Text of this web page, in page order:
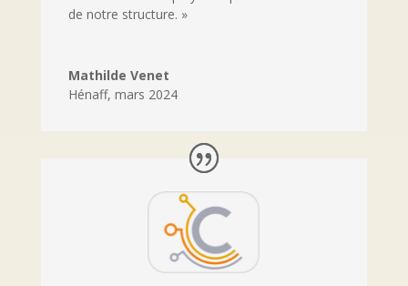
de notre structure. »
Mathilde Venet
Hénaff, mars 2024